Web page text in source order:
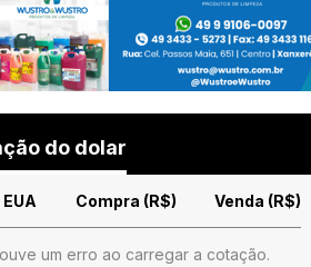
do dolar
Compra (R$) Venda (R$)
um erro ao carregar a cotação.